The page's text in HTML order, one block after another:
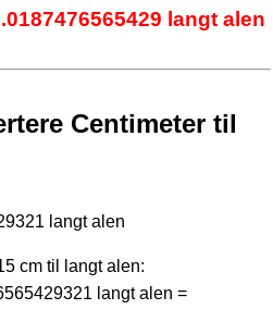
langt alen
Centimeter til
langt alen
cm til langt alen:
langt alen =